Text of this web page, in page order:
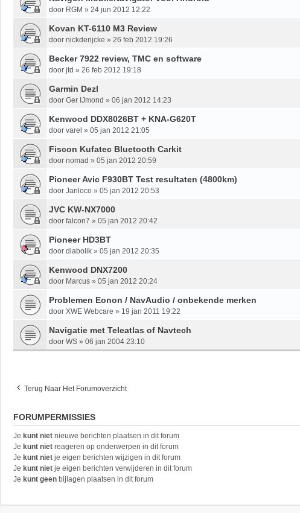
door RGM » 24 jun 2012 12:22
Kovan KT-6110 M3 Review
door nickderijcke » 26 feb 2012 19:26
Becker 7922 review, TMC en software
door jtd » 26 feb 2012 19:18
Garmin Dezl
door Ger IJmond » 06 jan 2012 14:23
Kenwood DDX8026BT + KNA-G620T
door varel » 05 jan 2012 21:05
Fiscon Kufatec Bluetooth Carkit
door nomad » 05 jan 2012 20:59
Pioneer Avic F930BT Test resultaten (4800km)
door Janloco » 05 jan 2012 20:53
JVC KW-NX7000
door falcon7 » 05 jan 2012 20:42
Pioneer HD3BT
door diabolik » 05 jan 2012 20:35
Kenwood DNX7200
door Marcus » 05 jan 2012 20:24
Problemen Eonon / NavAudio / onbekende merken
door XWE Webcare » 19 jan 2011 19:22
Navigatie met Teleatlas of Navtech
door WS » 06 jan 2004 23:10
Terug Naar Het Forumoverzicht
FORUMPERMISSIES
Je kunt niet nieuwe berichten plaatsen in dit forum
Je kunt niet reageren op onderwerpen in dit forum
Je kunt niet je eigen berichten wijzigen in dit forum
Je kunt niet je eigen berichten verwijderen in dit forum
Je kunt geen bijlagen plaatsen in dit forum